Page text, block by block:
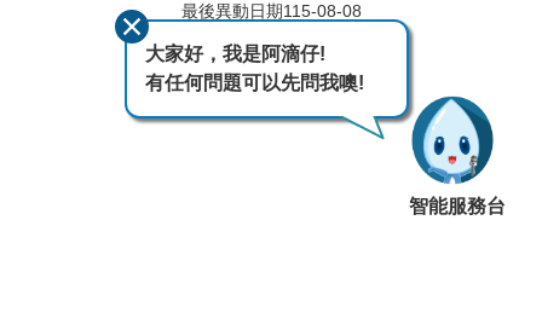
最後異動日期115-08-08
瀏覽人次 441
大家好，我是阿滴仔!
有任何問題可以先問我噢!
智能服務台